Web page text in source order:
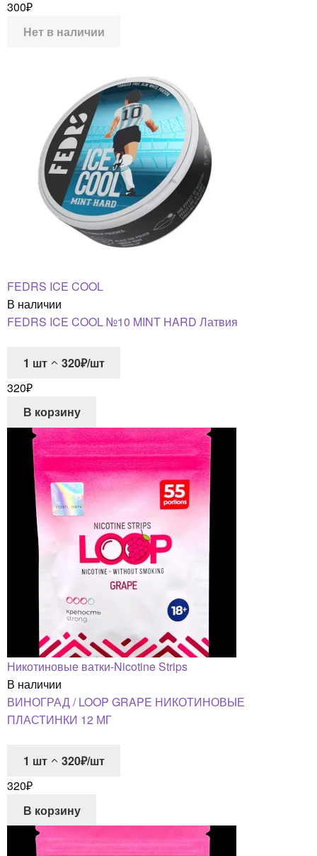
300₽
Нет в наличии
FEDRS ICE COOL
В наличии
FEDRS ICE COOL №10 MINT HARD Латвия
1 шт
320₽/шт
320₽
В корзину
Никотиновые ватки-Nicotine Strips
В наличии
ВИНОГРАД / LOOP GRAPE НИКОТИНОВЫЕ
ПЛАСТИНКИ 12 МГ
1 шт
320₽/шт
320₽
В корзину